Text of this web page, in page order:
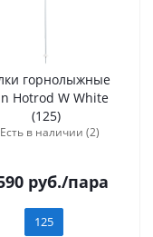
горнолыжные
Hotrod W White
(125)
Есть в наличии (2)
руб./пара
125